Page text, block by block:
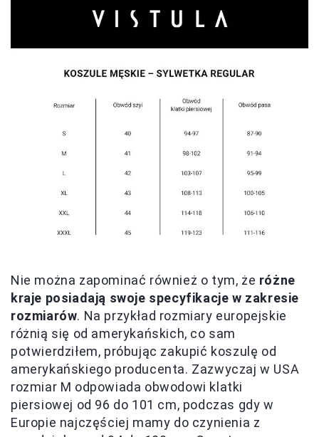
Nie można zapominać również o tym, że różne
kraje posiadają swoje specyfikacje w zakresie
rozmiarów. Na przykład rozmiary europejskie
różnią się od amerykańskich, co sam
potwierdziłem, próbując zakupić koszulę od
amerykańskiego producenta. Zazwyczaj w USA
rozmiar M odpowiada obwodowi klatki
piersiowej od 96 do 101 cm, podczas gdy w
Europie najczęściej mamy do czynienia z